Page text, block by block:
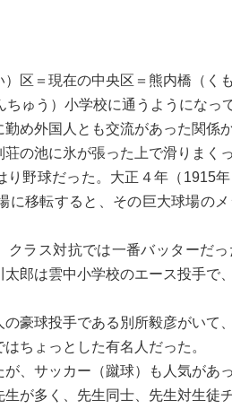
区＝現在の中央区＝熊内橋（く
ゅう）小学校に通うようになっ
め外国人とも交流があった関係
の池に氷が張った上で滑りまく
野球だった。大正４年（1915
に移転すると、その巨大球場の
ラス対抗では一番バッターだ
郎は雲中小学校のエース投手で
豪球投手である別所毅彦がいて
ちょっとした有名人だった。
、サッカー（蹴球）も人気があ
が多く、先生同士、先生対生徒